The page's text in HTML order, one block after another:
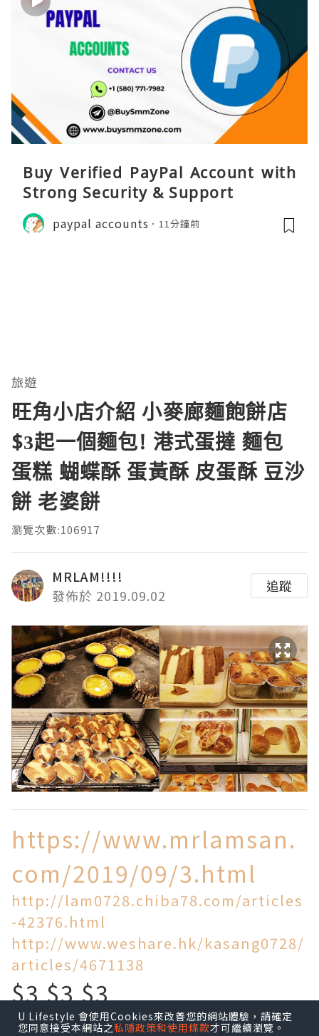
Buy Verified PayPal Account with
Strong Security & Support
paypal accounts 11分鐘前
旅遊
旺角小店介紹 小麥廊麵飽餅店
$3起一個麵包! 港式蛋撻 麵包
蛋糕 蝴蝶酥 蛋黃酥 皮蛋酥 豆沙
餅 老婆餅
瀏覽次數:106917
MRLAM!!!!
發佈於 2019.09.02
追蹤
https://www.mrlamsan.
com/2019/09/3.html
http://lam0728.chiba78.com/articles
-42376.html
http://www.weshare.hk/kasang0728/
articles/4671138
$3 $3 $3
買到乜!
U Lifestyle 會使用Cookies來改善您的網站體驗，請確定
您同意接受本網站之私隱政策和使用條款才可繼續瀏覽。